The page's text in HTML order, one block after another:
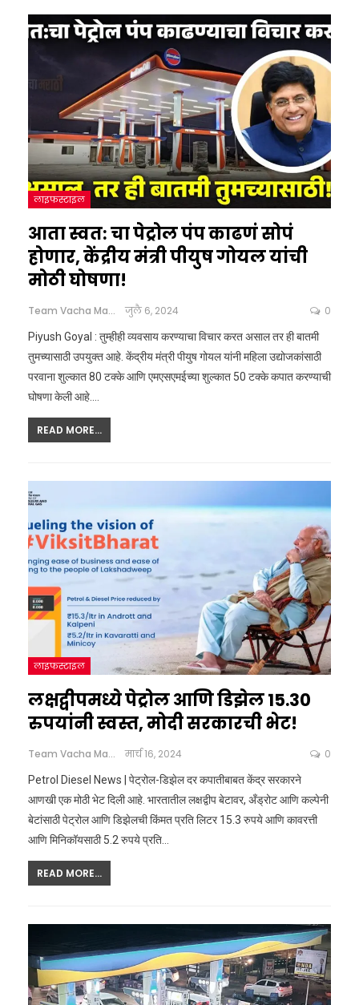
लाइफस्टाइल
आता स्वत: चा पेट्रोल पंप काढणं सोपं
होणार, केंद्रीय मंत्री पीयुष गोयल यांची
मोठी घोषणा!
Team Vacha Marathi जुलै 6, 2024 0
Piyush Goyal : तुम्हीही व्यवसाय करण्याचा विचार करत असाल तर ही बातमी
तुमच्यासाठी उपयुक्त आहे. केंद्रीय मंत्री पीयुष गोयल यांनी महिला उद्योजकांसाठी
परवाना शुल्कात 80 टक्के आणि एमएसएमईच्या शुल्कात 50 टक्के कपात करण्याची
घोषणा केली आहे.
READ MORE...
लाइफस्टाइल
लक्षद्वीपमध्ये पेट्रोल आणि डिझेल 15.30
रुपयांनी स्वस्त, मोदी सरकारची भेट!
Team Vacha Marathi मार्च 16, 2024 0
Petrol Diesel News | पेट्रोल-डिझेल दर कपातीबाबत केंद्र सरकारने
आणखी एक मोठी भेट दिली आहे. भारतातील लक्षद्वीप बेटावर, अँड्रोट आणि कल्पेनी
बेटांसाठी पेट्रोल आणि डिझेलची किंमत प्रति लिटर 15.3 रुपये आणि कावरत्ती
आणि मिनिकॉयसाठी 5.2 रुपये प्रति
READ MORE...